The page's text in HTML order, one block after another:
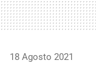
18 Agosto 2021